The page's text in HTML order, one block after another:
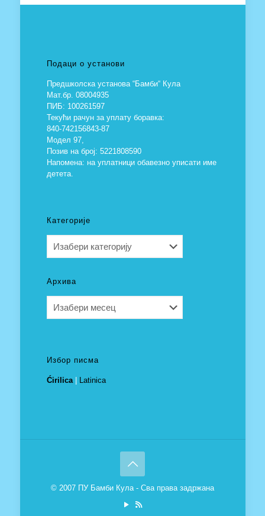
Подаци о установи
Предшколска установа “Бамби“ Кула
Мат.бр. 08004935
ПИБ: 100261597
Текући рачун за уплату боравка:
840-742156843-87
Модел 97,
Позив на број: 5221808590
Напомена: на уплатници обавезно уписати име
детета.
Категорије
Архива
Избор писма
Ćirilica| Latinica
© 2007 ПУ Бамби Кула - Сва права задржана